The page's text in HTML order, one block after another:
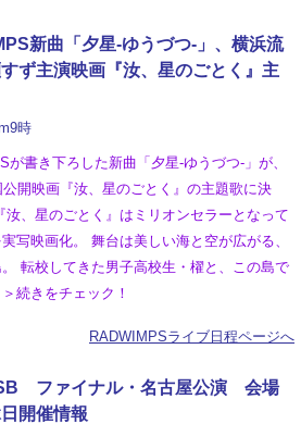
新曲「夕星-ゆうづつ-」、横浜流
ず主演映画『汝、星のごとく』主
時
が書き下ろした新曲「夕星-ゆうづつ-」が、
公開映画『汝、星のごとく』の主題歌に決
汝、星のごとく』はミリオンセラーとなって
写映画化。 舞台は美しい海と空が広がる、
転校してきた男子高校生・櫂と、この島で
続きをチェック！
RADWIMPSライブ日程ページへ
ファイナル・名古屋公演 会場
開催情報